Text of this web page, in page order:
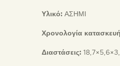
Υλικό: ΑΣΗΜΙ
Χρονολογία
Διαστάσεις: